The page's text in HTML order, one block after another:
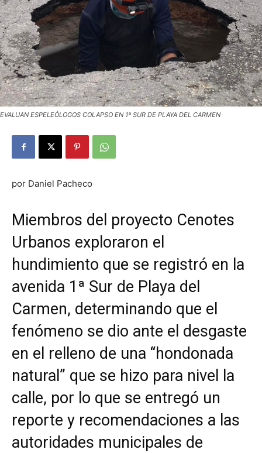
EVALUAN ESPELEÓLOGOS COLAPSO EN 1ª SUR DE PLAYA DEL CARMEN
por Daniel Pacheco
Miembros del proyecto Cenotes
Urbanos exploraron el
hundimiento que se registró en la
avenida 1ª Sur de Playa del
Carmen, determinando que el
fenómeno se dio ante el desgaste
en el relleno de una “hondonada
natural” que se hizo para nivel la
calle, por lo que se entregó un
reporte y recomendaciones a las
autoridades municipales de